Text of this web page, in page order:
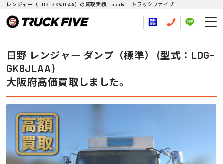
レンジャー（LDG-GK8JLAA）の買取実績｜osaka｜トラックファイブ
日野 レンジャー ダンプ（標準） (型式：LDG-
GK8JLAA)
大阪府高価買取しました。